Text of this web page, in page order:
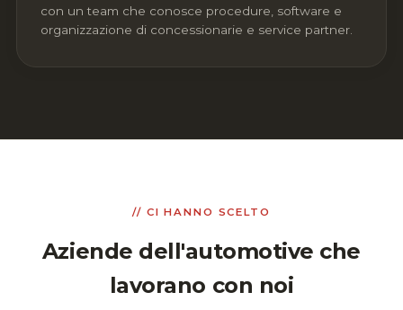
con un team che conosce procedure, software e
organizzazione di concessionarie e service partner.
// CI HANNO SCELTO
Aziende dell'automotive che
lavorano con noi